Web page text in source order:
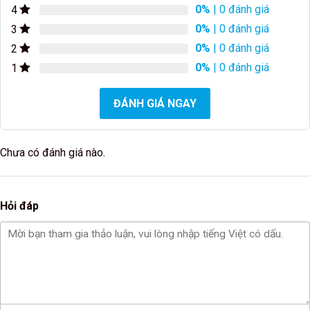
4
0% | 0 đánh giá
3
0% | 0 đánh giá
2
0% | 0 đánh giá
1
0% | 0 đánh giá
ĐÁNH GIÁ NGAY
Chưa có đánh giá nào.
Hỏi đáp